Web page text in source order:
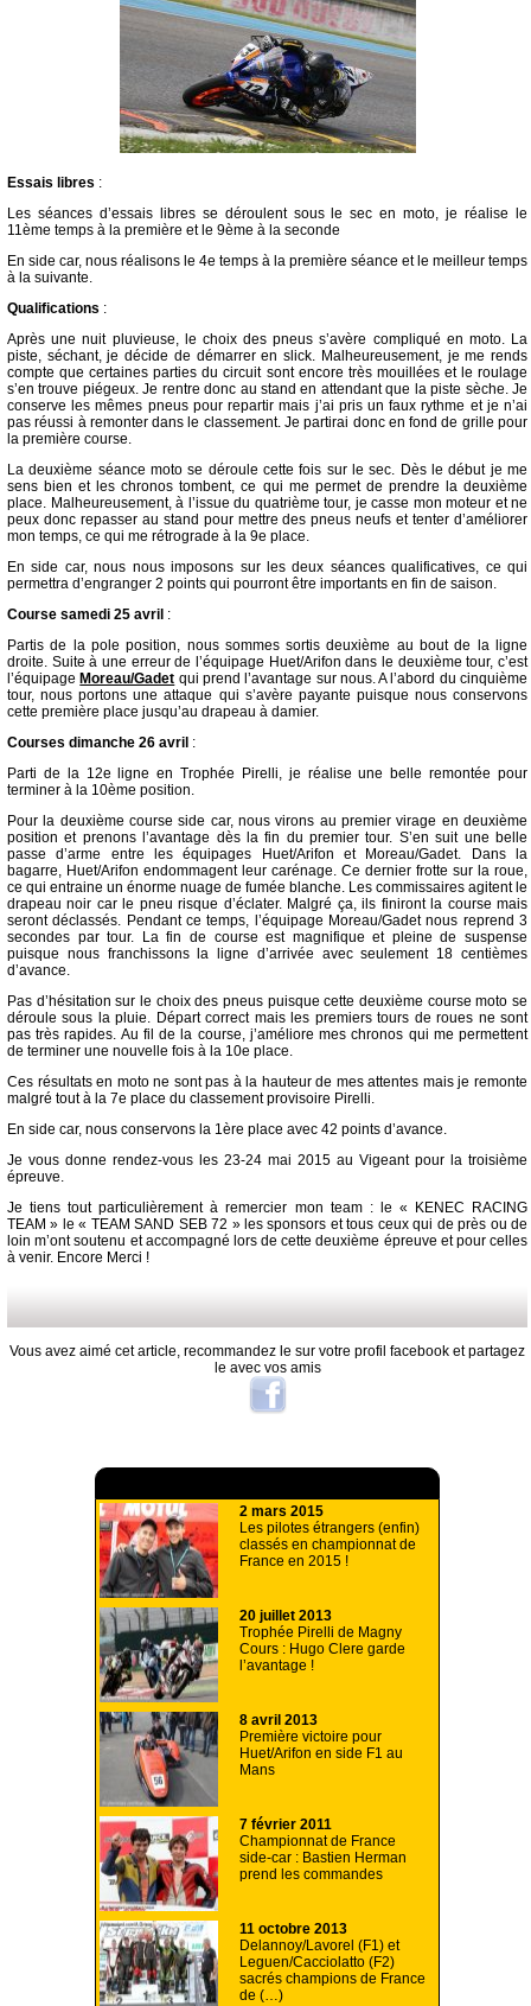
Essais libres :
Les séances d’essais libres se déroulent sous le sec en moto, je réalise le
11ème temps à la première et le 9ème à la seconde
En side car, nous réalisons le 4e temps à la première séance et le meilleur temps
à la suivante.
Qualifications :
Après une nuit pluvieuse, le choix des pneus s’avère compliqué en moto. La
piste, séchant, je décide de démarrer en slick. Malheureusement, je me rends
compte que certaines parties du circuit sont encore très mouillées et le roulage
s’en trouve piégeux. Je rentre donc au stand en attendant que la piste sèche. Je
conserve les mêmes pneus pour repartir mais j’ai pris un faux rythme et je n’ai
pas réussi à remonter dans le classement. Je partirai donc en fond de grille pour
la première course.
La deuxième séance moto se déroule cette fois sur le sec. Dès le début je me
sens bien et les chronos tombent, ce qui me permet de prendre la deuxième
place. Malheureusement, à l’issue du quatrième tour, je casse mon moteur et ne
peux donc repasser au stand pour mettre des pneus neufs et tenter d’améliorer
mon temps, ce qui me rétrograde à la 9e place.
En side car, nous nous imposons sur les deux séances qualificatives, ce qui
permettra d’engranger 2 points qui pourront être importants en fin de saison.
Course samedi 25 avril :
Partis de la pole position, nous sommes sortis deuxième au bout de la ligne
droite. Suite à une erreur de l’équipage Huet/Arifon dans le deuxième tour, c’est
l’équipage Moreau/Gadet qui prend l’avantage sur nous. A l’abord du cinquième
tour, nous portons une attaque qui s’avère payante puisque nous conservons
cette première place jusqu’au drapeau à damier.
Courses dimanche 26 avril :
Parti de la 12e ligne en Trophée Pirelli, je réalise une belle remontée pour
terminer à la 10ème position.
Pour la deuxième course side car, nous virons au premier virage en deuxième
position et prenons l’avantage dès la fin du premier tour. S’en suit une belle
passe d’arme entre les équipages Huet/Arifon et Moreau/Gadet. Dans la
bagarre, Huet/Arifon endommagent leur carénage. Ce dernier frotte sur la roue,
ce qui entraine un énorme nuage de fumée blanche. Les commissaires agitent le
drapeau noir car le pneu risque d’éclater. Malgré ça, ils finiront la course mais
seront déclassés. Pendant ce temps, l’équipage Moreau/Gadet nous reprend 3
secondes par tour. La fin de course est magnifique et pleine de suspense
puisque nous franchissons la ligne d’arrivée avec seulement 18 centièmes
d’avance.
Pas d’hésitation sur le choix des pneus puisque cette deuxième course moto se
déroule sous la pluie. Départ correct mais les premiers tours de roues ne sont
pas très rapides. Au fil de la course, j’améliore mes chronos qui me permettent
de terminer une nouvelle fois à la 10e place.
Ces résultats en moto ne sont pas à la hauteur de mes attentes mais je remonte
malgré tout à la 7e place du classement provisoire Pirelli.
En side car, nous conservons la 1ère place avec 42 points d’avance.
Je vous donne rendez-vous les 23-24 mai 2015 au Vigeant pour la troisième
épreuve.
Je tiens tout particulièrement à remercier mon team : le « KENEC RACING
TEAM » le « TEAM SAND SEB 72 » les sponsors et tous ceux qui de près ou de
loin m’ont soutenu et accompagné lors de cette deuxième épreuve et pour celles
à venir. Encore Merci !
Vous avez aimé cet article, recommandez le sur votre profil facebook et partagez
le avec vos amis
2 mars 2015
Les pilotes étrangers (enfin)
classés en championnat de
France en 2015 !
20 juillet 2013
Trophée Pirelli de Magny
Cours : Hugo Clere garde
l’avantage !
8 avril 2013
Première victoire pour
Huet/Arifon en side F1 au
Mans
7 février 2011
Championnat de France
side-car : Bastien Herman
prend les commandes
11 octobre 2013
Delannoy/Lavorel (F1) et
Leguen/Cacciolatto (F2)
sacrés champions de France
de (…)